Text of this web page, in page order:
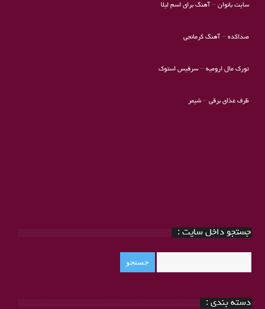
سایت بانوان– آهنگ برای اسم لیلا
صداکده– آهنگ کرمانجی
تورک مال ارومیه–سرفیس استوک
ظرف غذای برقی– شیمر
جستجو داخل سایت :
دسته بندی :